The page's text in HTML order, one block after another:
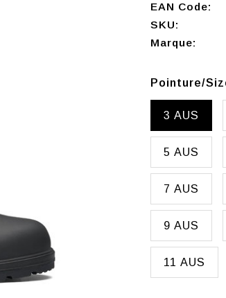
EAN Code:
SKU:
Marque:
Pointure/
3 AUS
5 AUS
7 AUS
9 AUS
11 AUS